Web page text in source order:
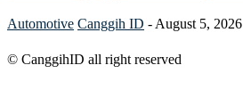
Automotive Canggih ID - August 5, 2026
© CanggihID all right reserved